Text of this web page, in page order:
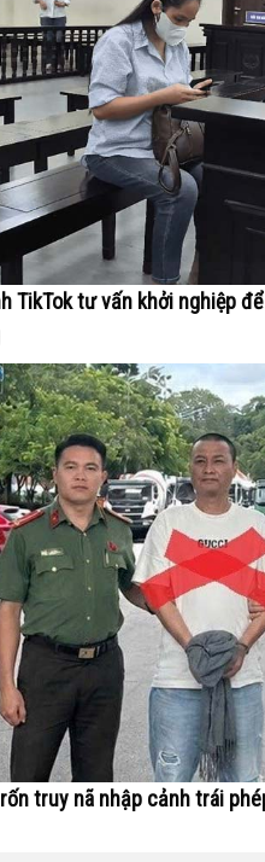
TikTok tư vấn khởi nghiệp
truy nã nhập cảnh trái